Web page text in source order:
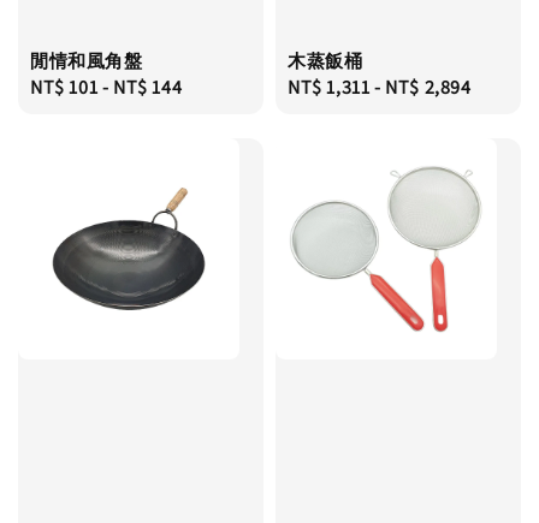
閒情和風角盤
Regular
NT$ 101- NT$ 144
木蒸飯桶
Regular
NT$ 1,311- NT$ 2,894